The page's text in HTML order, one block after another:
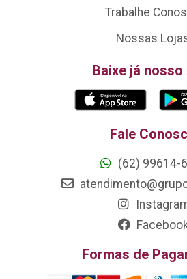
Trabalhe
Nossas
Baixe já nosso
Fale
(62) 99614-
Formas de